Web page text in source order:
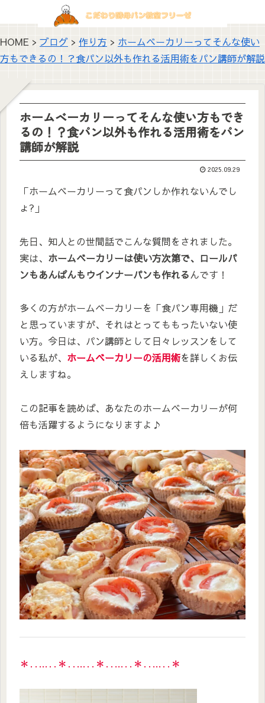
HOME > ブログ > 作り方 > ホームベーカリーってそんな使い
方もできるの！？食パン以外も作れる活用術をパン講師が解説
ホームベーカリーってそんな使い方もでき
るの！？食パン以外も作れる活用術をパン
講師が解説
2025.09.29
「ホームベーカリーって食パンしか作れないんでし
ょ?」
先日、知人との世間話でこんな質問をされました。
実は、 ホームベーカリーは使い方次第で、ロールパ
ンもあんぱんもウインナーパンも作れるんです！
多くの方がホームベーカリーを「食パン専用機」だ
と思っていますが、それはとってももったいない使
い方。今日は、パン講師として日々レッスンをして
いる私が、 ホームベーカリーの活用術を詳しくお伝
えしますね。
この記事を読めば、あなたのホームベーカリーが何
倍も活躍するようになりますよ♪
＊‥…‥＊‥…‥＊‥…‥＊‥…‥＊